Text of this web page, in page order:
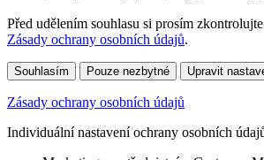
Před udělením souhlasu si prosím
Zásady ochrany osobních údajů.
Souhlasím Pouze nezbytné Upravit
Zásady ochrany osobních údajů
Individuální nastavení ochrany osobních